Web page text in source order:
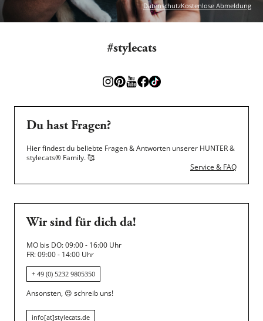
DatenschutzKostenlose Abmeldung
#stylecats
Du hast Fragen?
Hier findest du beliebte Fragen & Antworten unserer HUNTER &
stylecats® Family.🥰
Service & FAQ
Wir sind für dich da!
MO bis DO: 09:00 - 16:00 Uhr
FR: 09:00 - 14:00 Uhr
+ 49 (0) 5232 9805350
Ansonsten, 😍 schreib uns!
info[at]stylecats.de